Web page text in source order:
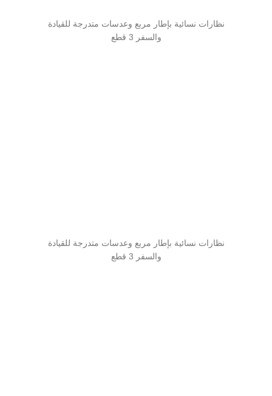
نظارات نسائية بإطار مربع وعدسات متدرجة للقيادة
والسفر 3 قطع
نظارات نسائية بإطار مربع وعدسات متدرجة للقيادة
والسفر 3 قطع